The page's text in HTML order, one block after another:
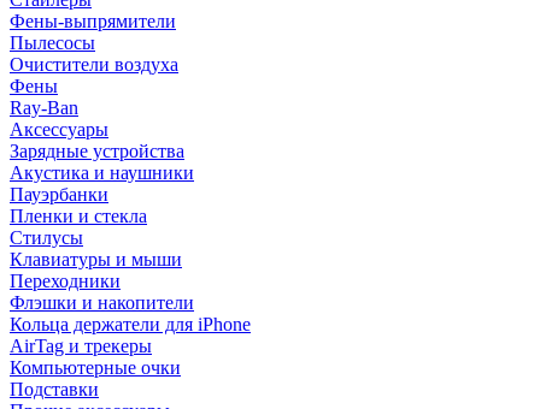
Фены-выпрямители
Пылесосы
Очистители воздуха
Фены
Ray-Ban
Аксессуары
Зарядные устройства
Акустика и наушники
Пауэрбанки
Пленки и стекла
Стилусы
Клавиатуры и мыши
Переходники
Флэшки и накопители
Кольца держатели для iPhone
AirTag и трекеры
Компьютерные очки
Подставки